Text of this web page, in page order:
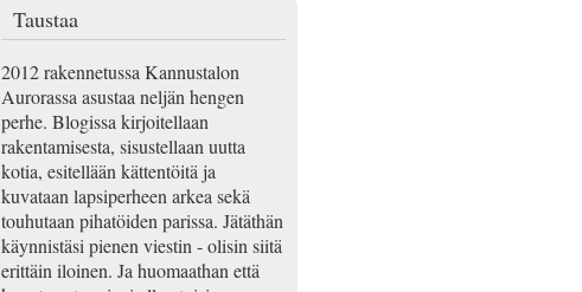
Taustaa
2012 rakennetussa Kannustalon
Aurorassa asustaa neljän hengen
perhe. Blogissa kirjoitellaan
rakentamisesta, sisustellaan uutta
kotia, esitellään kättentöitä ja
kuvataan lapsiperheen arkea sekä
touhutaan pihatöiden parissa. Jätäthän
käynnistäsi pienen viestin - olisin siitä
erittäin iloinen. Ja huomaathan että